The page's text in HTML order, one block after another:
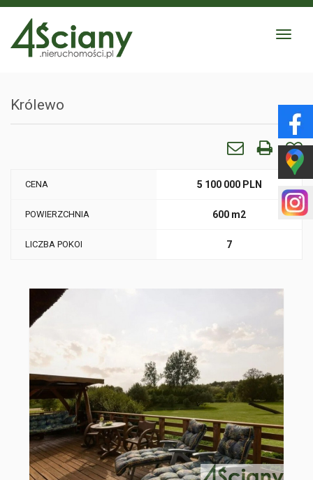
Toggle
Królewo
CENA 5 100 000 PLN
POWIERZCHNIA 600 m2
LICZBA POKOI 7